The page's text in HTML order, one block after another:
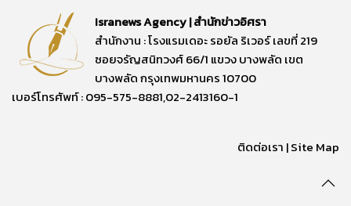
Isranews Agency | สำนักข่าวอิศรา
สำนักงาน : โรงแรมเดอะ รอยัล ริเวอร์ เลขที่ 219
ซอยจรัญสนิทวงศ์ 66/1 แขวง บางพลัด เขต
บางพลัด กรุงเทพมหานคร 10700
เบอร์โทรศัพท์ : 095-575-8881,02-2413160-1
ติดต่อเรา |Site Map